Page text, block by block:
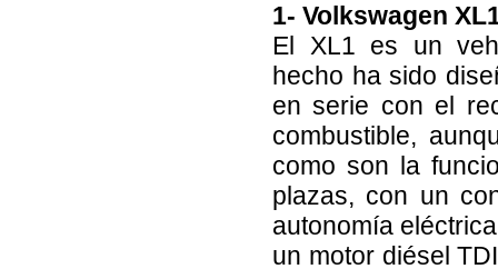
1- Volkswagen
El XL1 es un
hecho ha sido
en serie con el
combustible,
como son la
plazas, con un
autonomía
un motor diésel